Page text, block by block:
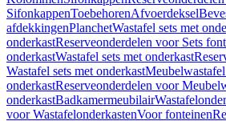
SifonkappenToebehorenAfvoerdeksel
afdekkingenPlanchetWastafel sets met
onderkastReserveonderdelen voor Sets
onderkastWastafel sets met onderkast
Wastafel sets met onderkast
onderkastReserveonderdelen voor
onderkastBadkamermeubilair
voor WastafelonderkastenVoor fonteinen